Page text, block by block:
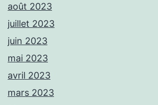
août 2023
juillet 2023
juin 2023
mai 2023
avril 2023
mars 2023